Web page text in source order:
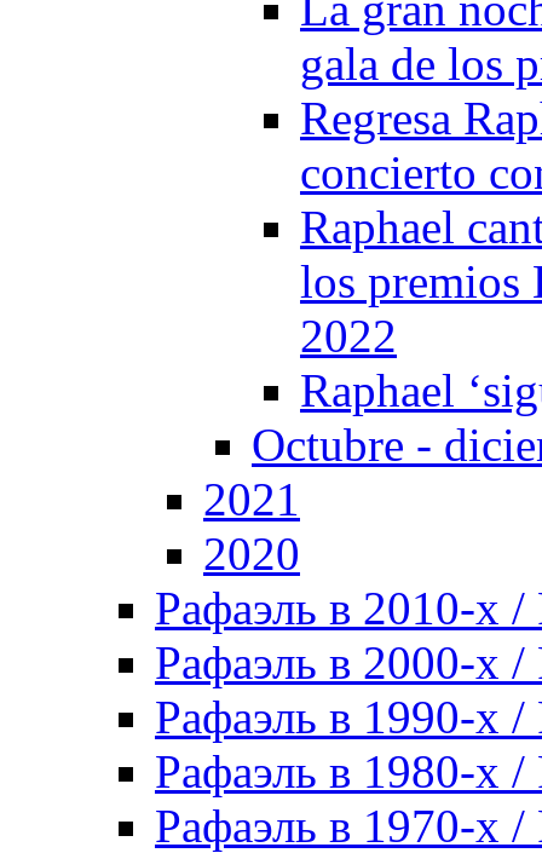
gala de los
Regresa
concierto
Raphael
los premios
2022
Raphael
Octubre -
2021
2020
Рафаэль в 2010-х /
Рафаэль в 2000-х /
Рафаэль в 1990-х /
Рафаэль в 1980-х /
Рафаэль в 1970-х /